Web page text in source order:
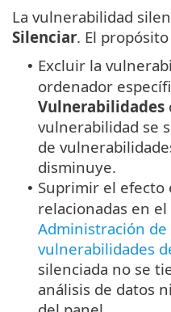
La vulnerabilidad
Silenciar. El
• Excluir la
ordenador
Vulnerabilidades
vulnerabilidad se
de
disminuye.
• Suprimir el efecto
relacionadas en el
Administración
vulnerabilidades
silenciada no se
análisis de datos